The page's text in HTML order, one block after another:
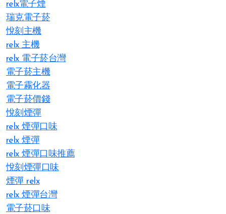
relx電子煙
瑞克電子菸
悅刻主機
relx 主機
relx 電子菸台灣
電子菸主機
電子霧化器
電子菸價錢
悅刻煙彈
relx 煙彈口味
relx 煙彈
relx 煙彈口味推薦
悅刻煙彈口味
煙彈 relx
relx 煙彈台灣
電子菸口味